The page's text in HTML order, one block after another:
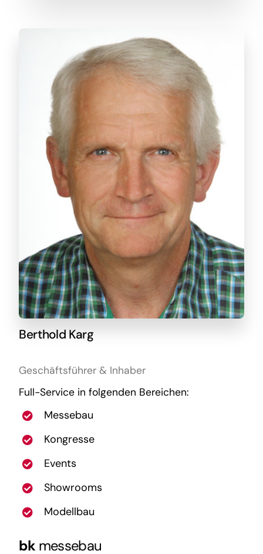
Berthold Karg
Geschäftsführer & Inhaber
Full-Service in folgenden Bereichen:
Messebau
Kongresse
Events
Showrooms
Modellbau
bk messebau